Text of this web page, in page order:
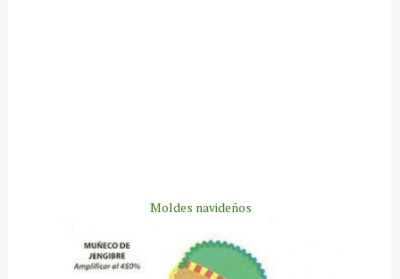
Moldes navideños